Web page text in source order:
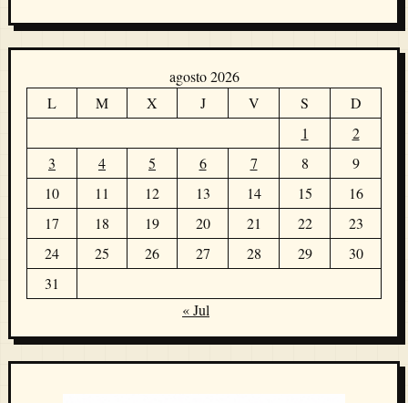
agosto 2026
L
M X J V S
D
1
2
3
4 5 6 7 8
9
10
11 12 13 14 15
16
17
18 19 20 21 22
23
24
25 26 27 28 29
30
31
« Jul